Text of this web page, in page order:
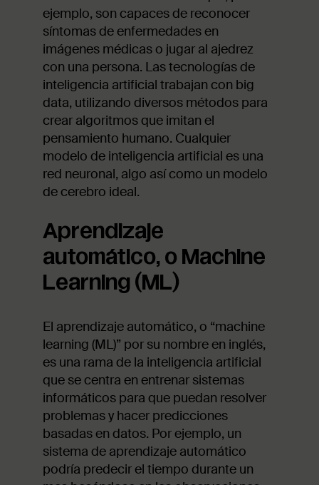
ejemplo, son capaces de reconocer
síntomas de enfermedades en
imágenes médicas o jugar al ajedrez
con una persona. Las tecnologías de
inteligencia artificial trabajan con big
data, utilizando diversos métodos para
crear algoritmos que imitan el
pensamiento humano. Cualquier
modelo de inteligencia artificial es una
red neuronal, algo así como un modelo
de cerebro ideal.
Aprendizaje
automático, o Machine
Learning (ML)
El aprendizaje automático, o “machine
learning (ML)” por su nombre en inglés,
es una rama de la inteligencia artificial
que se centra en entrenar sistemas
informáticos para que puedan resolver
problemas y hacer predicciones
basadas en datos. Por ejemplo, un
sistema de aprendizaje automático
podría predecir el tiempo durante un